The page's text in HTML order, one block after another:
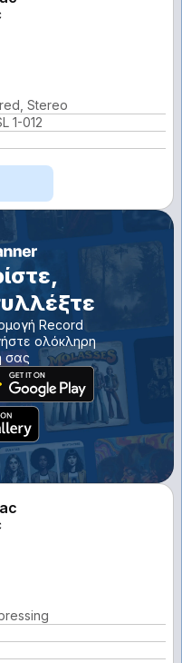
Stereo
1-012
Record
ολόκληρη
σας